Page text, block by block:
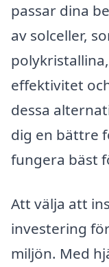
passar dina
av solceller,
effektivitet
dessa
dig en bättre
fungera bäst
Att välja att
investering
miljön. Med